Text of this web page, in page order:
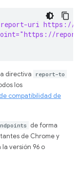
uri https://
directiva report-to
los
compatibilidad de
de forma
de Chrome y
versión 96 o